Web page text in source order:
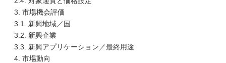
3. 市場機会評価
3.1. 新興地域／国
3.2. 新興企業
3.3. 新興アプリケーション／最終用途
4. 市場動向